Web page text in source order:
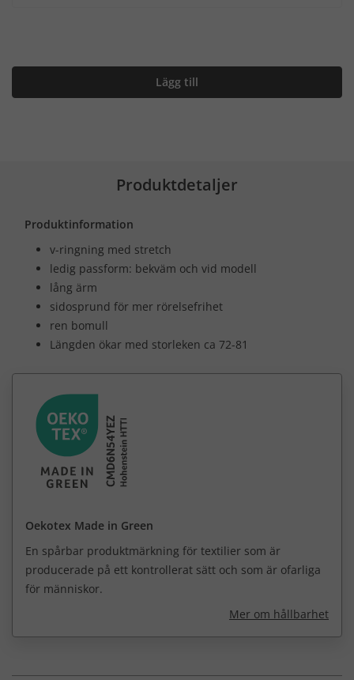
Lägg till
Produktdetaljer
Produktinformation
v-ringning med stretch
ledig passform: bekväm och vid modell
lång ärm
sidosprund för mer rörelsefrihet
ren bomull
Längden ökar med storleken ca 72-81
Oekotex Made in Green
En spårbar produktmärkning för textilier som är
producerade på ett kontrollerat sätt och som är ofarliga
för människor.
Mer om hållbarhet